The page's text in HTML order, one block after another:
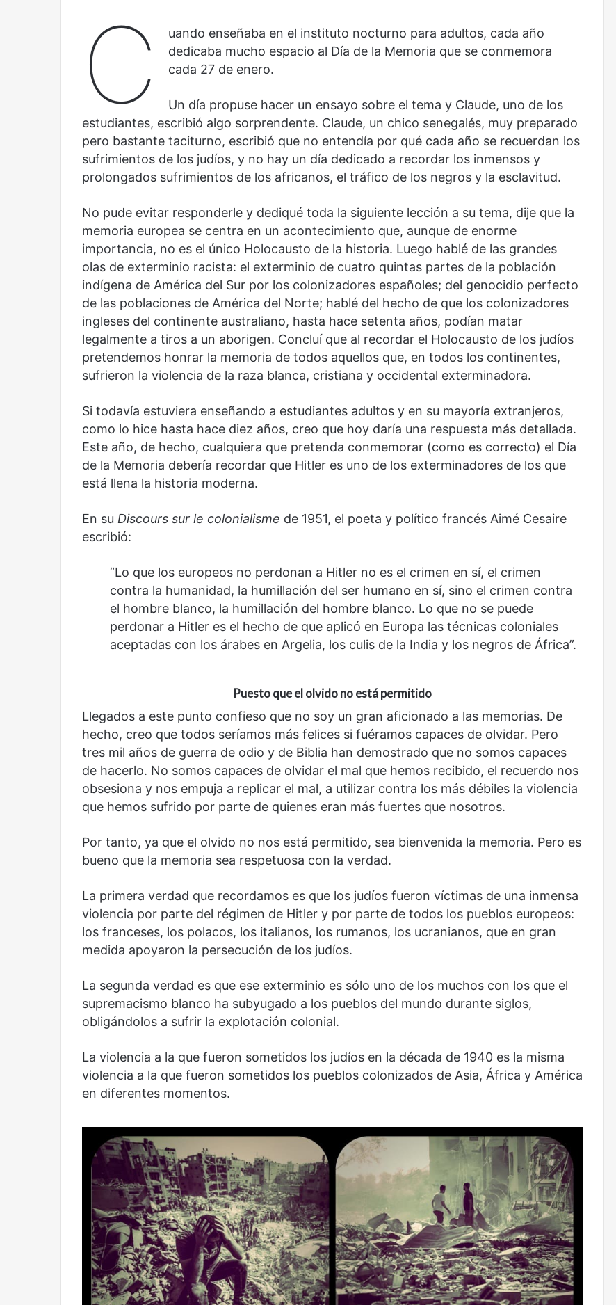
C
uando enseñaba en el instituto nocturno para adultos, cada año
dedicaba mucho espacio al Día de la Memoria que se conmemora
cada 27 de enero.
Un día propuse hacer un ensayo sobre el tema y Claude, uno de los
estudiantes, escribió algo sorprendente. Claude, un chico senegalés, muy preparado
pero bastante taciturno, escribió que no entendía por qué cada año se recuerdan los
sufrimientos de los judíos, y no hay un día dedicado a recordar los inmensos y
prolongados sufrimientos de los africanos, el tráfico de los negros y la esclavitud.
No pude evitar responderle y dediqué toda la siguiente lección a su tema, dije que la
memoria europea se centra en un acontecimiento que, aunque de enorme
importancia, no es el único Holocausto de la historia. Luego hablé de las grandes
olas de exterminio racista: el exterminio de cuatro quintas partes de la población
indígena de América del Sur por los colonizadores españoles; del genocidio perfecto
de las poblaciones de América del Norte; hablé del hecho de que los colonizadores
ingleses del continente australiano, hasta hace setenta años, podían matar
legalmente a tiros a un aborigen. Concluí que al recordar el Holocausto de los judíos
pretendemos honrar la memoria de todos aquellos que, en todos los continentes,
sufrieron la violencia de la raza blanca, cristiana y occidental exterminadora.
Si todavía estuviera enseñando a estudiantes adultos y en su mayoría extranjeros,
como lo hice hasta hace diez años, creo que hoy daría una respuesta más detallada.
Este año, de hecho, cualquiera que pretenda conmemorar (como es correcto) el Día
de la Memoria debería recordar que Hitler es uno de los exterminadores de los que
está llena la historia moderna.
En su Discours sur le colonialisme de 1951, el poeta y político francés Aimé Cesaire
escribió:
“Lo que los europeos no perdonan a Hitler no es el crimen en sí, el crimen
contra la humanidad, la humillación del ser humano en sí, sino el crimen contra
el hombre blanco, la humillación del hombre blanco. Lo que no se puede
perdonar a Hitler es el hecho de que aplicó en Europa las técnicas coloniales
aceptadas con los árabes en Argelia, los culis de la India y los negros de África”.
Puesto que el olvido no está permitido
Llegados a este punto confieso que no soy un gran aficionado a las memorias. De
hecho, creo que todos seríamos más felices si fuéramos capaces de olvidar. Pero
tres mil años de guerra de odio y de Biblia han demostrado que no somos capaces
de hacerlo. No somos capaces de olvidar el mal que hemos recibido, el recuerdo nos
obsesiona y nos empuja a replicar el mal, a utilizar contra los más débiles la violencia
que hemos sufrido por parte de quienes eran más fuertes que nosotros.
Por tanto, ya que el olvido no nos está permitido, sea bienvenida la memoria. Pero es
bueno que la memoria sea respetuosa con la verdad.
La primera verdad que recordamos es que los judíos fueron víctimas de una inmensa
violencia por parte del régimen de Hitler y por parte de todos los pueblos europeos:
los franceses, los polacos, los italianos, los rumanos, los ucranianos, que en gran
medida apoyaron la persecución de los judíos.
La segunda verdad es que ese exterminio es sólo uno de los muchos con los que el
supremacismo blanco ha subyugado a los pueblos del mundo durante siglos,
obligándolos a sufrir la explotación colonial.
La violencia a la que fueron sometidos los judíos en la década de 1940 es la misma
violencia a la que fueron sometidos los pueblos colonizados de Asia, África y América
en diferentes momentos.
Cine, futbol y América Latina: una
mirada diferente
Sala
Nacional
Contemporánea,
un
espacio
para
el
arte
y
la
Abre la Sala Nacional
Contemporánea, un nuevo espacio
para el arte y la cultura
sin
todas
diversidad
de
la
letras
mexicanas
en
nueva
colección
digital
Nunca más sin todas las voces: la
diversidad de la letras mexicanas en
una nueva colección digital
El
dragón
No
murió
de
amor
Reformulación
Nueva
droga
Nueva droga
Obradorista